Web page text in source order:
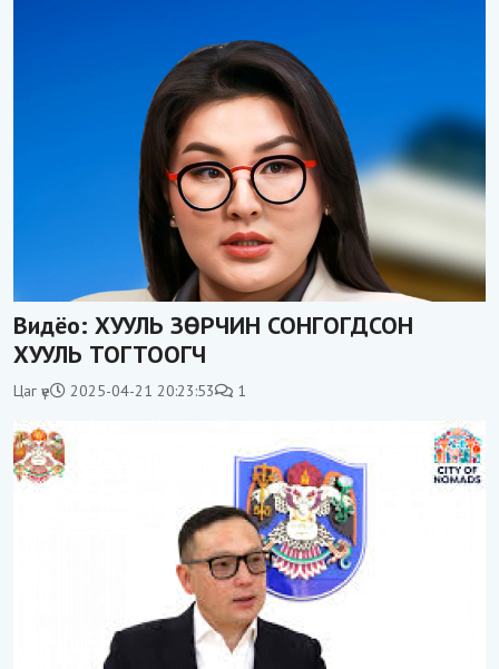
Видёо: ХУУЛЬ ЗӨРЧИН СОНГОГДСОН
ХУУЛЬ ТОГТООГЧ
Цаг үе 2025-04-21 20:23:53 1